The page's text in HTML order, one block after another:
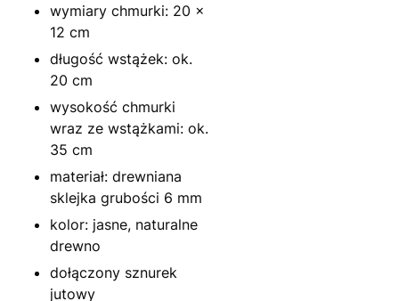
wymiary chmurki: 20 x
12 cm
długość wstążek: ok.
20 cm
wysokość chmurki
wraz ze wstążkami: ok.
35 cm
materiał: drewniana
sklejka grubości 6 mm
kolor: jasne, naturalne
drewno
dołączony sznurek
jutowy